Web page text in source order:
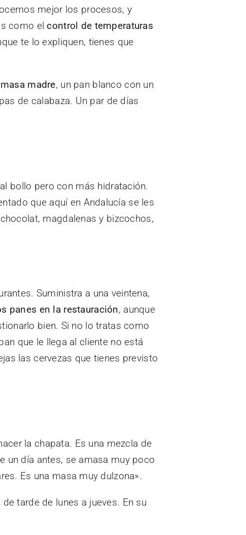
mejor los procesos, y
como elcontrol de temperaturas
te lo expliquen, tienes que
madre, un pan blanco con un
de calabaza. Un par de días
bollo pero con más hidratación.
que aquí en Andalucía se les
magdalenas y bizcochos,
Suministra a una veintena,
panes en la restauración, aunque
bien. Si no lo tratas como
que le llega al cliente no está
las cervezas que tienes previsto
la chapata. Es una mezcla de
un día antes, se amasa muy poco
Es una masa muy dulzona».
tarde de lunes a jueves. En su